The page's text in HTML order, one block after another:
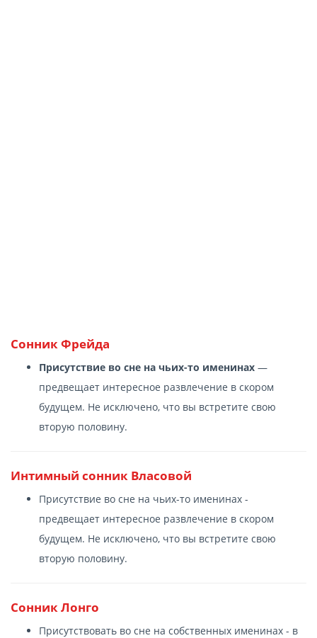
Сонник Фрейда
Присутствие во сне на чьих-то именинах —
предвещает интересное развлечение в скором
будущем. Не исключено, что вы встретите свою
вторую половину.
Интимный сонник Власовой
Присутствие во сне на чьих-то именинах -
предвещает интересное развлечение в скором
будущем. Не исключено, что вы встретите свою
вторую половину.
Сонник Лонго
Присутствовать во сне на собственных именинах - в